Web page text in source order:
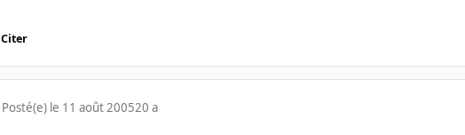
Citer
Posté(e) le 11 août 200520 a